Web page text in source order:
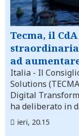
Tecma, il
straordinaria
ad
Italia - Il
Solutions
Digital
ha deliberato in
ieri, 20.15